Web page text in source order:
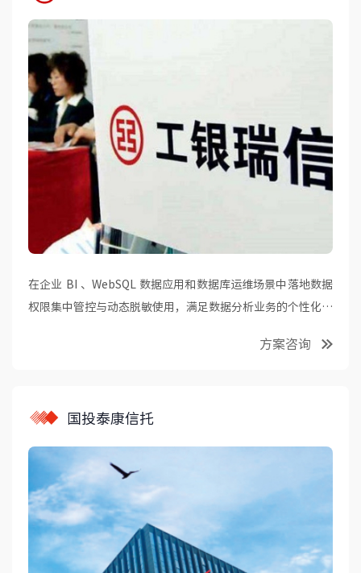
在企业 BI 、WebSQL 数据应用和数据库运维场景中落地数据
权限集中管控与动态脱敏使用，满足数据分析业务的个性化数
方案咨询
国投泰康信托